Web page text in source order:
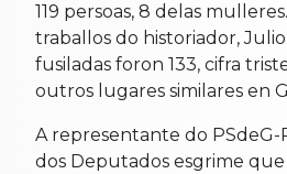
119 persoas, 8 delas
traballos do historiador, Julio
fusiladas foron 133, cifra
outros lugares similares en
A representante do PSdeG-
dos Deputados esgrime que